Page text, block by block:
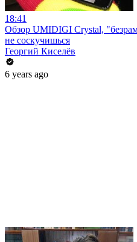
18:41
Обзор UMIDIGI Crystal,
не соскучишься
Георгий Киселёв
6 years ago